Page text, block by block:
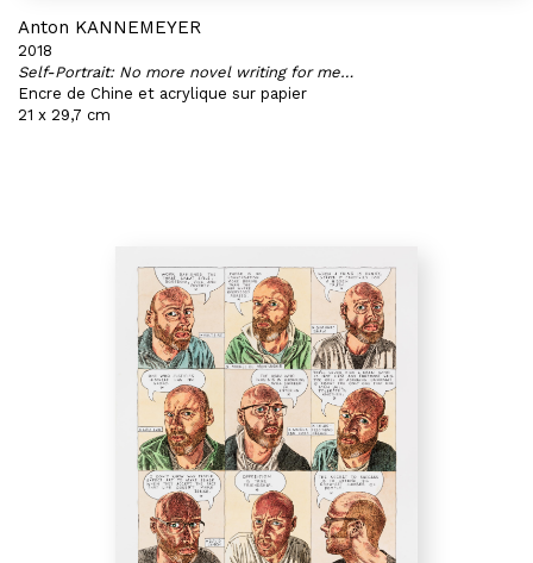
Anton KANNEMEYER
2018
Self-Portrait: No more novel writing for me…
Encre de Chine et acrylique sur papier
21 x 29,7 cm